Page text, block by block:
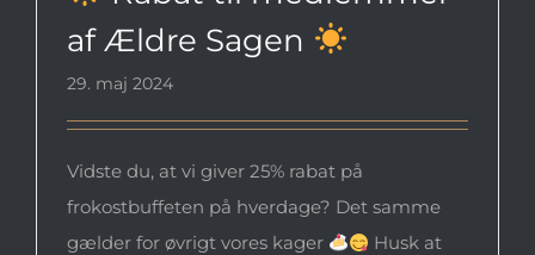
af Ældre Sagen
29. maj 2024
Vidste du, at vi giver 25% rabat på
frokostbuffeten på hverdage? Det samme
gælder for øvrigt vores kager
Husk at